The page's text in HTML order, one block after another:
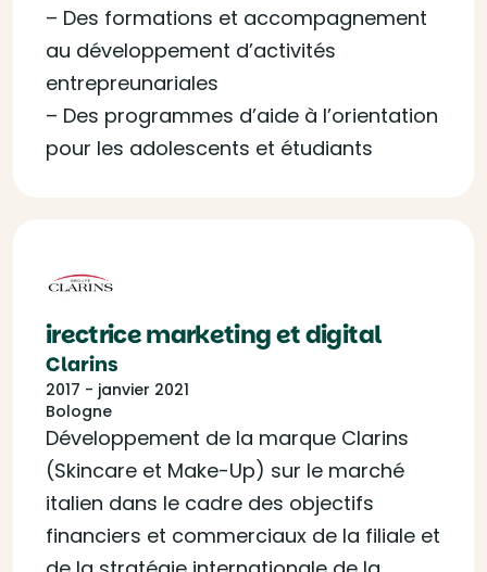
– Des formations et accompagnement
au développement d’activités
entrepreunariales
– Des programmes d’aide à l’orientation
pour les adolescents et étudiants
irectrice marketing et digital
Clarins
2017 - janvier 2021
Bologne
Développement de la marque Clarins
(Skincare et Make-Up) sur le marché
italien dans le cadre des objectifs
financiers et commerciaux de la filiale et